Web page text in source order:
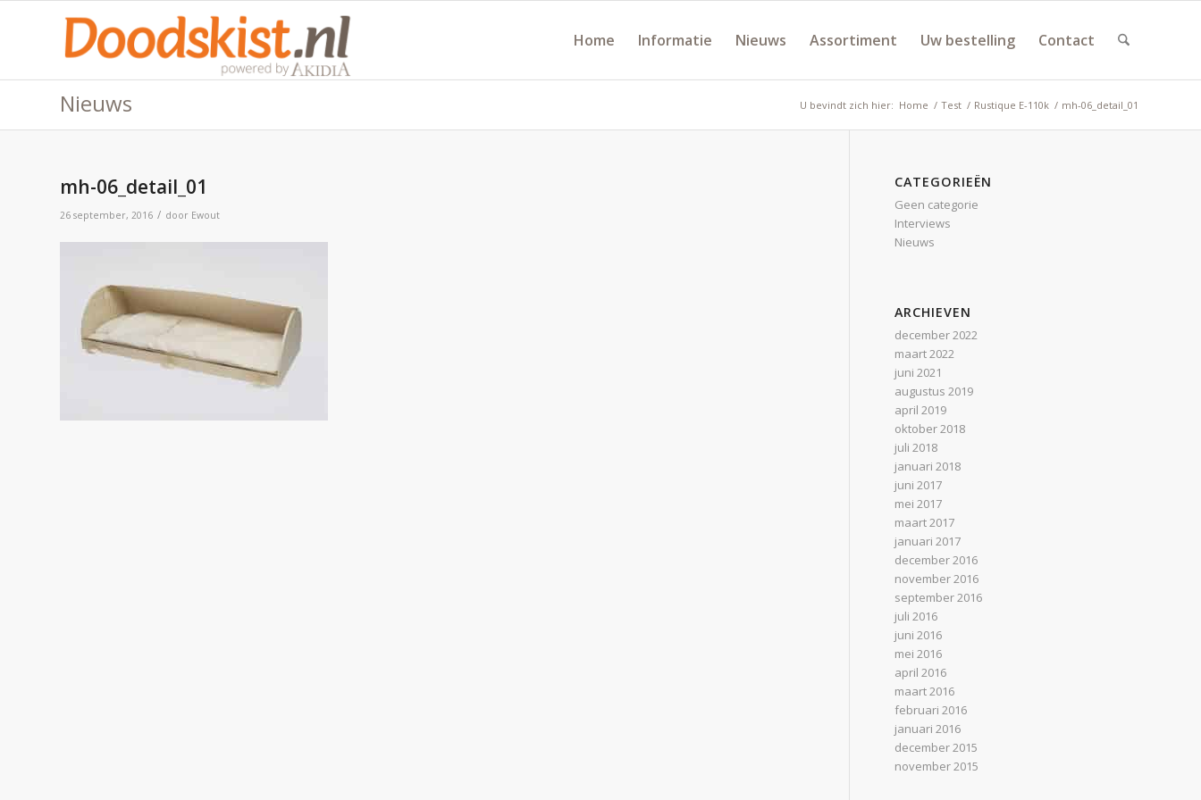
Home Informatie Nieuws Assortiment Uw bestelling Contact
Nieuws U bevindt zich hier: Home / Test / Rustique E-110k / mh-06_detail_01
mh-06_detail_01
26 september, 2016 / door Ewout
CATEGORIEËN
Geen categorie
Interviews
Nieuws
ARCHIEVEN
december 2022
maart 2022
juni 2021
augustus 2019
april 2019
oktober 2018
juli 2018
januari 2018
juni 2017
mei 2017
maart 2017
januari 2017
december 2016
november 2016
september 2016
juli 2016
juni 2016
mei 2016
april 2016
maart 2016
februari 2016
januari 2016
december 2015
november 2015